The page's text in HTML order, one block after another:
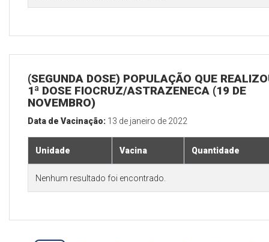
(SEGUNDA DOSE) POPULAÇÃO QUE
1ª DOSE FIOCRUZ/ASTRAZENECA (19 DE
NOVEMBRO)
Data de Vacinação: 13 de janeiro de 2022
Unidade Vacina Quantidade
Nenhum resultado foi encontrado.